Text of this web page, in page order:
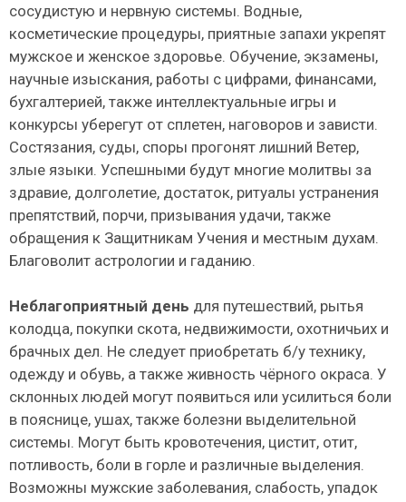
сосудистую и нервную системы. Водные,
косметические процедуры, приятные запахи укрепят
мужское и женское здоровье. Обучение, экзамены,
научные изыскания, работы с цифрами, финансами,
бухгалтерией, также интеллектуальные игры и
конкурсы уберегут от сплетен, наговоров и зависти.
Состязания, суды, споры прогонят лишний Ветер,
злые языки. Успешными будут многие молитвы за
здравие, долголетие, достаток, ритуалы устранения
препятствий, порчи, призывания удачи, также
обращения к Защитникам Учения и местным духам.
Благоволит астрологии и гаданию.
Неблагоприятный день для путешествий, рытья
колодца, покупки скота, недвижимости, охотничьих и
брачных дел. Не следует приобретать б/у технику,
одежду и обувь, а также живность чёрного окраса. У
склонных людей могут появиться или усилиться боли
в пояснице, ушах, также болезни выделительной
системы. Могут быть кровотечения, цистит, отит,
потливость, боли в горле и различные выделения.
Возможны мужские заболевания, слабость, упадок